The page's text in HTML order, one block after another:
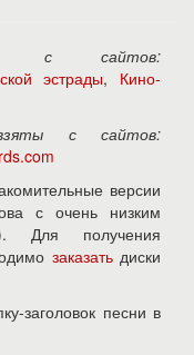
с сайтов:
эстрады, Кино-
с сайтов:
версии
с очень низким
Для получения
заказатьдиски
заголовок песни в